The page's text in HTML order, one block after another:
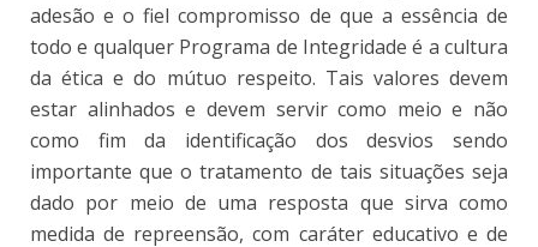
adesão e o fiel compromisso de que a essência de
todo e qualquer Programa de Integridade é a cultura
da ética e do mútuo respeito. Tais valores devem
estar alinhados e devem servir como meio e não
como fim da identificação dos desvios sendo
importante que o tratamento de tais situações seja
dado por meio de uma resposta que sirva como
medida de repreensão, com caráter educativo e de